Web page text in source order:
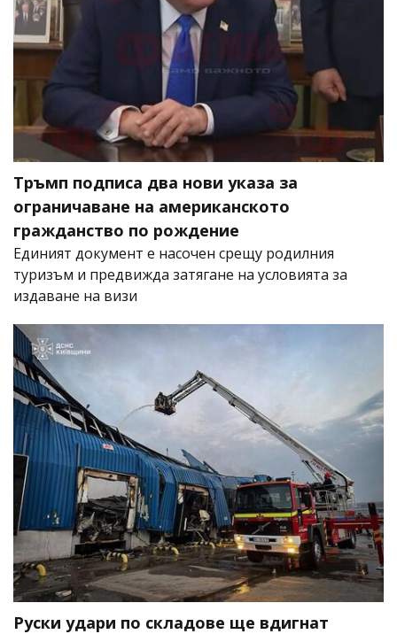
Тръмп подписа два нови указа за
ограничаване на американското
гражданство по рождение
Единият документ е насочен срещу родилния
туризъм и предвижда затягане на условията за
издаване на визи
Руски удари по складове ще вдигнат